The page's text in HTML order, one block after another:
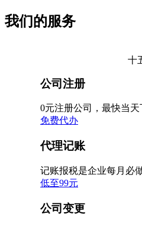
我们的服务
十
公司注册
0元注册公司，最快当
免费代办
代理记账
记账报税是企业每月必
低至99元
公司变更